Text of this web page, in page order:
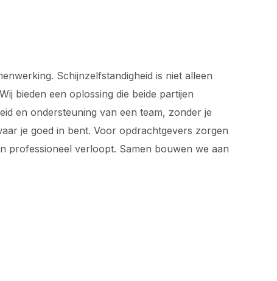
Schijnzelfstandigheid is niet alleen
bieden een oplossing die beide partijen
en ondersteuning van een team, zonder je
je goed in bent. Voor opdrachtgevers zorgen
professioneel verloopt. Samen bouwen we aan